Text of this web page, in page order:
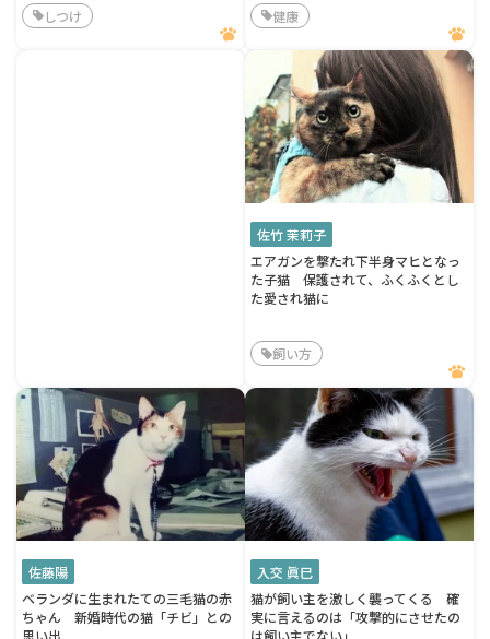
しつけ 健康
佐竹 茉莉子
エアガンを撃たれ下半身マヒとなっ
た子猫 保護されて、ふくふくとし
た愛され猫に
飼い方
佐藤陽
ベランダに生まれたての三毛猫の赤
ちゃん 新婚時代の猫「チビ」との
入交 眞巳
猫が飼い主を激しく襲ってくる 確
実に言えるのは「攻撃的にさせたの